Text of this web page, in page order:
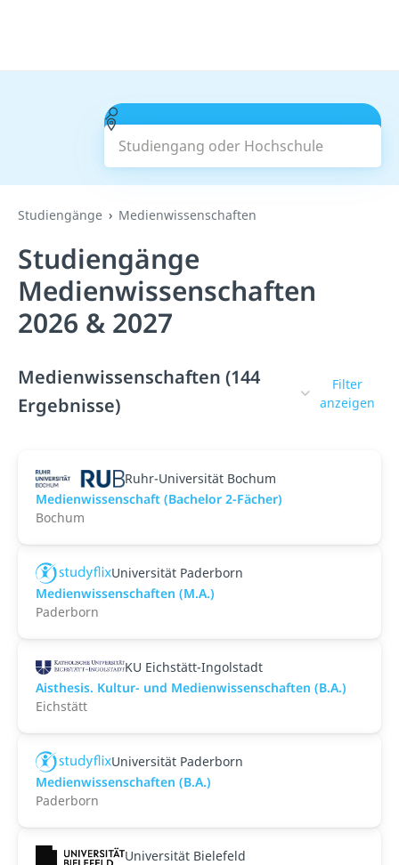
Studiengang oder Hochschule
Suchen
Studiengänge Medienwissenschaften
Studiengänge
Medienwissenschaften
2026 & 2027
Medienwissenschaften (144
Ergebnisse)
Filter
anzeigen
Ruhr-Universität Bochum
Medienwissenschaft (Bachelor 2-Fächer)
Bochum
Universität Paderborn
Medienwissenschaften (M.A.)
Paderborn
KU Eichstätt-Ingolstadt
Aisthesis. Kultur- und Medienwissenschaften (B.A.)
Eichstätt
Universität Paderborn
Medienwissenschaften (B.A.)
Paderborn
Universität Bielefeld